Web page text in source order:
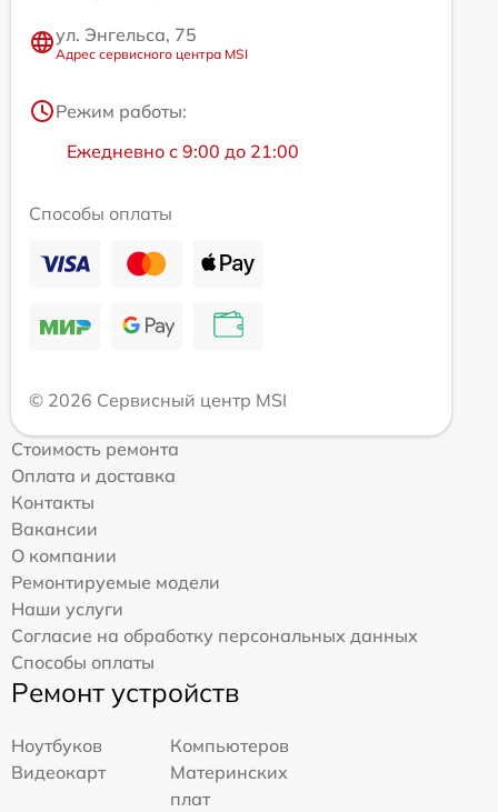
ул. Энгельса, 75
Адрес сервисного центра MSI
Режим работы:
Ежедневно с 9:00 до 21:00
Способы оплаты
© 2026 Сервисный центр MSI
Стоимость ремонта
Оплата и доставка
Контакты
Вакансии
О компании
Ремонтируемые модели
Наши услуги
Согласие на обработку персональных данных
Способы оплаты
Ремонт устройств
Ноутбуков
Компьютеров
Видеокарт
Материнских
плат